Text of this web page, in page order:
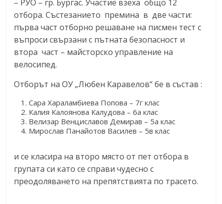
– РУО – гр. Бургас. Участие взеха общо 12
отбора. Състезанието премина в две части:
първа част отборно решаване на писмен тест с
въпроси свързани с пътната безопасност и
втора част – майсторско управление на
велосипед.
Отборът на ОУ „Любен Каравелов“ бе в състав :
Сара Хараламбиева Попова – 7г клас
Калия Калоянова Калудова – 6а клас
Велизар Венциславов Демирав – 5а клас
Мирослав Панайотов Василев – 5в клас
и се класира на второ място от пет отбора в
групата си като се справи чудесно с
преодоляването на препятствията по трасето.